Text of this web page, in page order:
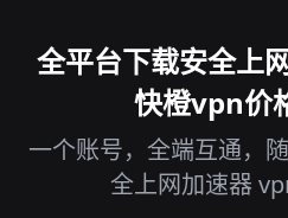
全平台下载安全上
快橙vpn价
一个账号，全端互通，
全上网加速器